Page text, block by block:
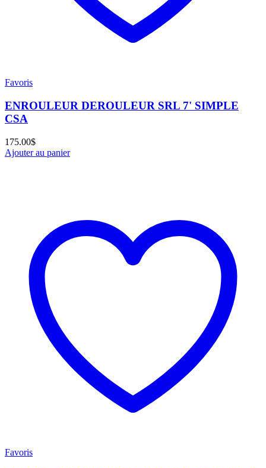
Favoris
ENROULEUR DEROULEUR SRL 7' SIMPLE
CSA
175.00$
Ajouter au panier
Favoris